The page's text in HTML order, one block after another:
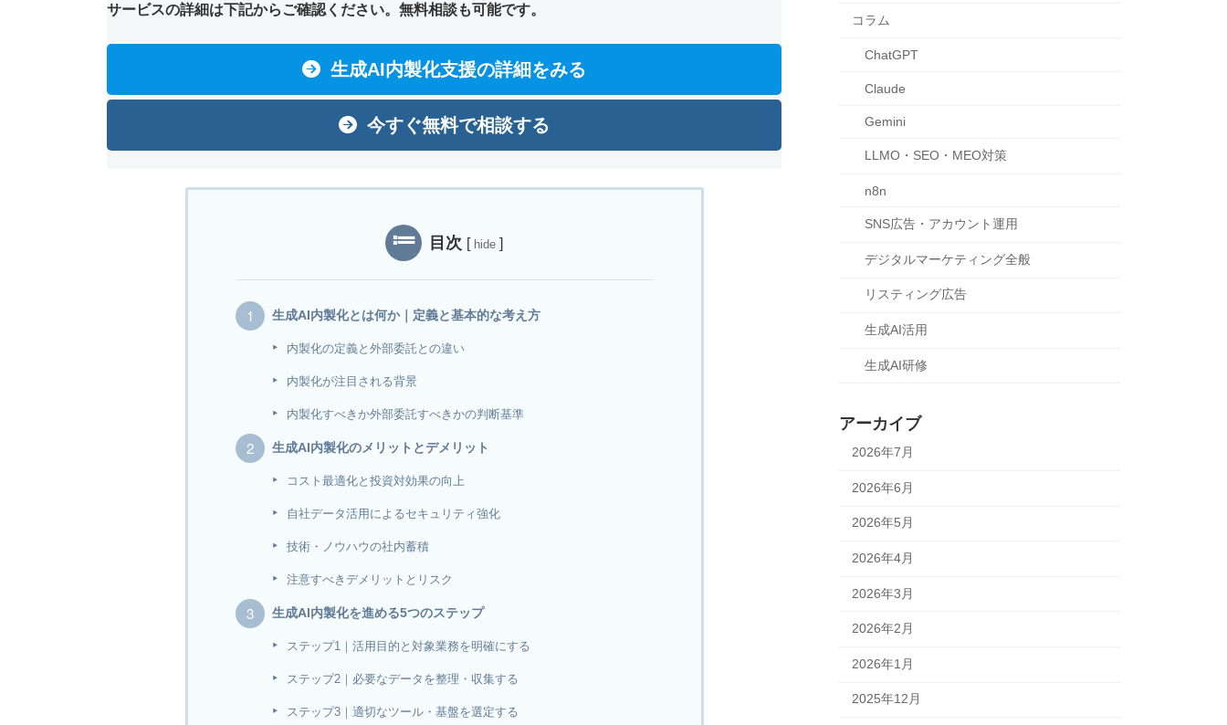
サービスの詳細は下記からご確認ください。無料相談も可能です。
生成AI内製化支援の詳細をみる
今すぐ無料で相談する
目次 [ hide ]
生成AI内製化とは何か｜定義と基本的な考え方
内製化の定義と外部委託との違い
内製化が注目される背景
内製化すべきか外部委託すべきかの判断基準
生成AI内製化のメリットとデメリット
コスト最適化と投資対効果の向上
自社データ活用によるセキュリティ強化
技術・ノウハウの社内蓄積
注意すべきデメリットとリスク
生成AI内製化を進める5つのステップ
ステップ1｜活用目的と対象業務を明確にする
ステップ2｜必要なデータを整理・収集する
ステップ3｜適切なツール・基盤を選定する
コラム
ChatGPT
Claude
Gemini
LLMO・SEO・MEO対策
n8n
SNS広告・アカウント運用
デジタルマーケティング全般
リスティング広告
生成AI活用
生成AI研修
アーカイブ
2026年7月
2026年6月
2026年5月
2026年4月
2026年3月
2026年2月
2026年1月
2025年12月